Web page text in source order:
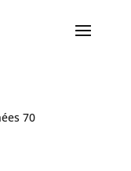
70